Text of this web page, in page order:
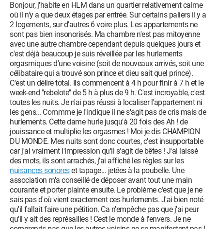
Bonjour, j'habite en HLM dans un quartier relativement calme
où il n'y a que deux étages par entrée. Sur certains paliers il y a
2 logements, sur d'autres 6 voire plus. Les appartements ne
sont pas bien insonorisés. Ma chambre n'est pas mitoyenne
avec une autre chambre cependant depuis quelques jours et
c'est déjà beaucoup je suis réveillée par les hurlements
orgasmiques d'une voisine (soit de nouveaux arrivés, soit une
célibataire qui a trouvé son prince et dieu sait quel prince).
C'est un délire total. Ils commencent à 4 h pour finir à 7 h et le
week-end "rebelote" de 5 h à plus de 9 h. C'est incroyable, c'est
toutes les nuits. Je n'ai pas réussi à localiser l'appartement ni
les gens... Commme je l'indique il ne s'agit pas de cris mais de
hurlements. Cette dame hurle jusqu'à 20 fois des Ah ! de
jouissance et multiplie les orgasmes ! Moi je dis CHAMPION
DU MONDE. Mes nuits sont donc courtes, c'est insupportable
car j'ai vraiment l'impression qu'il s'agit de bêtes ! J'ai laissé
des mots, ils sont arrachés, j'ai affiché les règles sur les
nuisances sonoreset tapage... jetées à la poubelle. Une
association m'a conseillé de déposer avant tout une main
courante et porter plainte ensuite. Le problème c'est que je ne
sais pas d'où vient exactement ces hurlements. J'ai bien noté
qu'il fallait faire une pétition. Ca n'empêche pas que j'ai peur
qu'il y ait des représailles ! Cest le monde à l'envers. Je ne